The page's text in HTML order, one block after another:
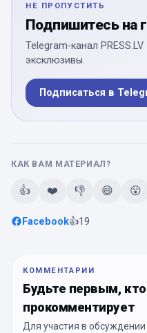
НЕ ПРОПУСТИТЬ
Подпишитесь на
Telegram-канал
эксклюзивы.
Подписаться в
КАК ВАМ МАТЕРИАЛ?
👍 ❤️ 👎 😄 😮
Facebook👍19
КОММЕНТАРИИ
Будьте первым, кто
прокомментирует
Для участия в